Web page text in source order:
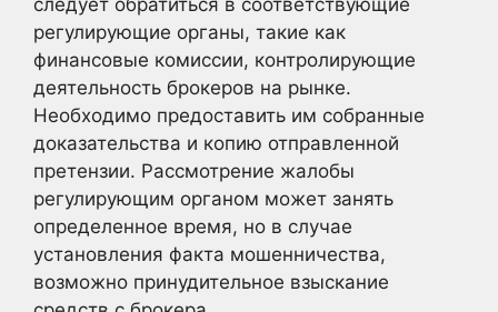
регулирующие органы, такие как
финансовые комиссии, контролирующие
деятельность брокеров на рынке.
Необходимо предоставить им собранные
доказательства и копию отправленной
претензии. Рассмотрение жалобы
регулирующим органом может занять
определенное время, но в случае
установления факта мошенничества,
возможно принудительное взыскание